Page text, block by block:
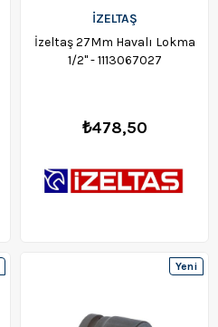
İZELTAŞ
İzeltaş 27Mm Havalı Lokma
1/2" - 1113067027
₺478,50
Yeni